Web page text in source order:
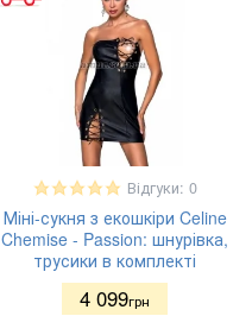
Відгуки: 0
Міні-сукня з екошкіри Celine
Chemise - Passion: шнурівка,
трусики в комплекті
4 099грн